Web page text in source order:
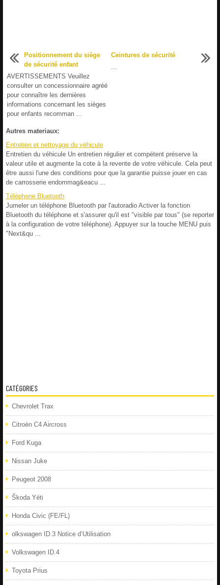
Positionnement du siège
de sécurité enfant
AVERTISSEMENTS Veuillez
consulter un concessionnaire agréé
pour connaître les dernières
informations concernant les sièges
pour enfants recomman ...
Ceintures de sécurité
Autres materiaux:
Entretien et nettoyage du véhicule
Entretien du véhicule Un entretien régulier et compétent préserve la
valeur utile et augmente la cote à la revente de votre véhicule. Cela peut
être aussi l'une des conditions pour que la garantie puisse jouer en cas
de carrosserie endommag&eacu ...
Téléphone Bluetooth
Jumeler un téléphone Bluetooth par l'autoradio Activer la fonction
Bluetooth du téléphone et s'assurer qu'il est "visible par tous" (se reporter
à la configuration de votre téléphone). Appuyer sur la touche MENU puis
"Next&qu ...
CATÉGORIES
Chevrolet Trax
Citroën C4 Aircross
Ford Kuga
Nissan Juke
Peugeot 2008
Škoda Yéti
Honda Civic (FE/FL)
olkswagen ID.3 Notice d’Utilisation
Volkswagen ID.4
Toyota Prius